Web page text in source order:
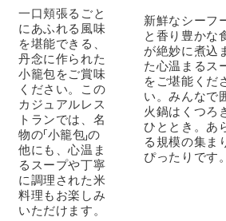
一口頬張るごと
にあふれる風味
を堪能できる、
丹念に作られた
小籠包をご賞味
ください。この
カジュアルレス
トランでは、名
物の「小籠包」の
他にも、心温ま
るスープや丁寧
に調理された米
料理もお楽しみ
いただけます。
新鮮なシーフ
と香り豊かな
が絶妙に煮込
た心温まるス
をご堪能くだ
い。みんなで
火鍋はくつろ
ひととき。あ
る規模の集ま
ぴったりです